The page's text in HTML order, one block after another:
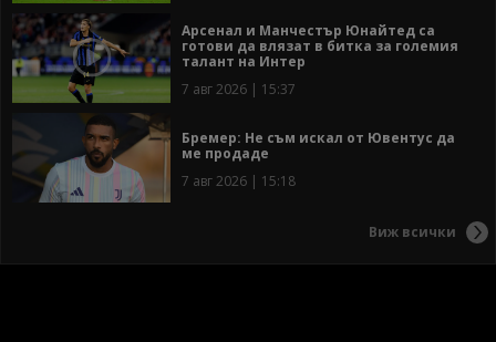
Арсенал и Манчестър Юнайтед са
готови да влязат в битка за големия
талант на Интер
7 авг 2026 | 15:37
Бремер: Не съм искал от Ювентус да
ме продаде
7 авг 2026 | 15:18
Виж всички